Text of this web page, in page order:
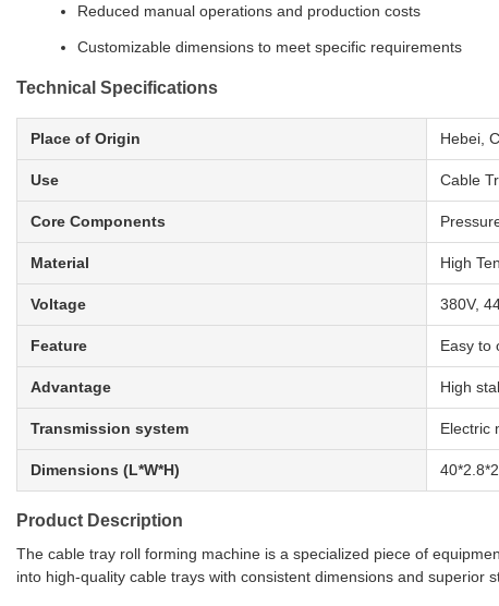
Reduced manual operations and production costs
Customizable dimensions to meet specific requirements
Technical Specifications
Place of Origin Hebei,
Use Cable
Core Components
Material High
Voltage 380V,
Feature Easy to
Advantage High
Transmission system Electric
Dimensions (L*W*H)
Product Description
The cable tray roll forming machine is a specialized piece of
into high-quality cable trays with consistent dimensions and superior